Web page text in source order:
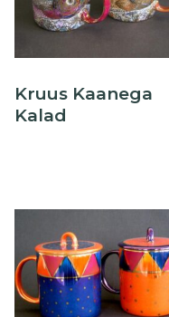
Kruus Kaanega
Kalad